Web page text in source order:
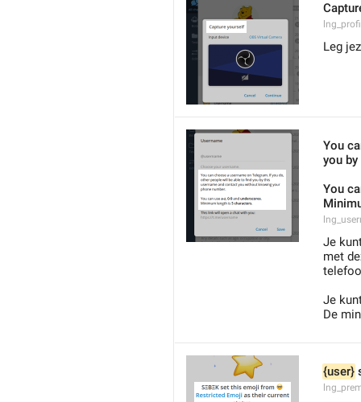
Leg
You
you
You
Je
met
Je
De
{user}